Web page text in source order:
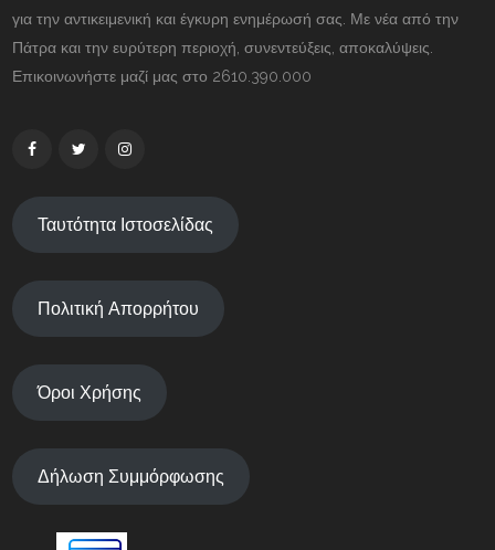
για την αντικειμενική και έγκυρη ενημέρωσή σας. Με νέα από την
Πάτρα και την ευρύτερη περιοχή, συνεντεύξεις, αποκαλύψεις.
Επικοινωνήστε μαζί μας στο 2610.390.000
Ταυτότητα Ιστοσελίδας
Πολιτική Απορρήτου
Όροι Χρήσης
Δήλωση Συμμόρφωσης